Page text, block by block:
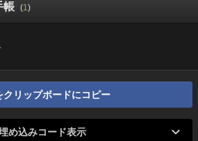
帳 (1)
クリップボードにコピー
め込みコード表示